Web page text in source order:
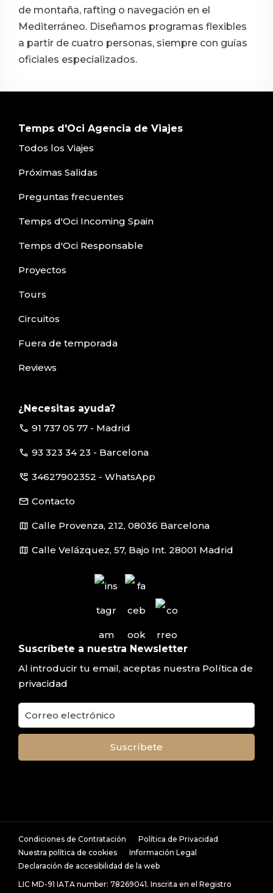
de montaña, rafting o navegación en el
Mediterráneo. Diseñamos programas flexibles
a partir de cuatro personas, siempre con guías
oficiales especializados.
Temps d'Oci Agencia de Viajes
Todos los Viajes
Próximas Salidas
Preguntas frecuentes
Temps d'Oci Incoming Spain
Temps d'Oci Responsable
Proyectos
Tours
Circuitos
Fuera de temporada
Reviews
¿Necesitas ayuda?
call 91 737 05 77 - Madrid
call 93 323 34 23 - Barcelona
perm_phone_msg 34627902352 - WhatsApp
email Contacto
map Calle Provenza, 212, 08036 Barcelona
map Calle Velázquez, 57, Bajo Int. 28001 Madrid
Suscríbete a nuestra Newsletter
Al introducir tu email, aceptas nuestra Política de
privacidad
Condiciones de Contratación
Política de Privacidad
Nuestra política de cookies
Información Legal
Declaración de accesibilidad de la web
LIC MD-91 IATA number: 78269041. Inscrita en el Registro